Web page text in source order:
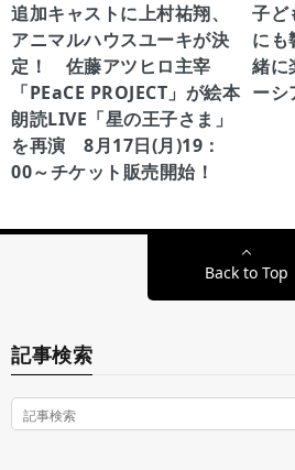
追加キャストに上村祐翔、
アニマルハウスユーキが決
定！ 佐藤アツヒロ主宰
「PEaCE PROJECT」が絵本
朗読LIVE「星の王子さま」
を再演 8月17日(月)19：
00～チケット販売開始！
子ど
にも
緒に
ーシ
Back to Top
記事検索